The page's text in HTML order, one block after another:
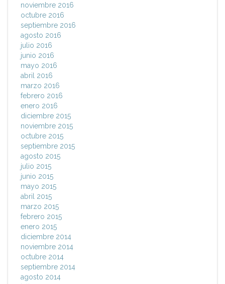
noviembre 2016
octubre 2016
septiembre 2016
agosto 2016
julio 2016
junio 2016
mayo 2016
abril 2016
marzo 2016
febrero 2016
enero 2016
diciembre 2015
noviembre 2015
octubre 2015
septiembre 2015
agosto 2015
julio 2015
junio 2015
mayo 2015
abril 2015
marzo 2015
febrero 2015
enero 2015
diciembre 2014
noviembre 2014
octubre 2014
septiembre 2014
agosto 2014